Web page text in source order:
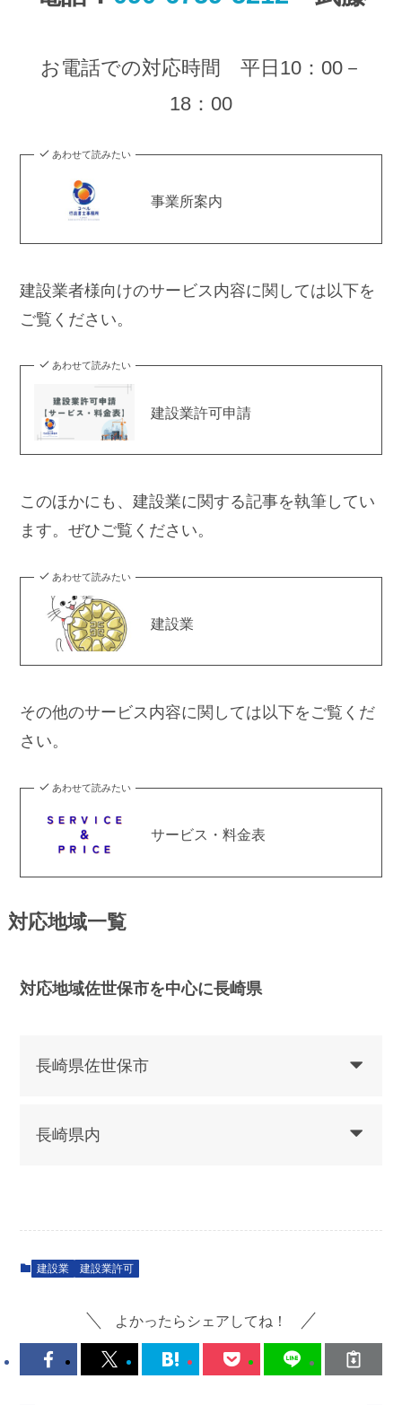
お電話での対応時間 平日10：00－
18：00
あわせて読みたい
事業所案内
建設業者様向けのサービス内容に関しては以下を
ご覧ください。
あわせて読みたい
建設業許可申請
このほかにも、建設業に関する記事を執筆してい
ます。ぜひご覧ください。
あわせて読みたい
建設業
その他のサービス内容に関しては以下をご覧くだ
さい。
あわせて読みたい
サービス・料金表
対応地域一覧
対応地域佐世保市を中心に長崎県
長崎県佐世保市
長崎県内
建設業 建設業許可
よかったらシェアしてね！